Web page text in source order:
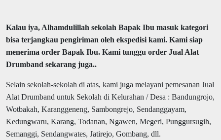
Kalau iya, Alhamdulillah sekolah Bapak Ibu masuk kategori
bisa terjangkau pengiriman oleh ekspedisi kami. Kami siap
menerima order Bapak Ibu. Kami tunggu order Jual Alat
Drumband sekarang juga..
Selain sekolah-sekolah di atas, kami juga melayani pemesanan Jual
Alat Drumband untuk Sekolah di Kelurahan / Desa : Bandungrojo,
Wotbakah, Karanggeneng, Sambongrejo, Sendanggayam,
Kedungwaru, Karang, Todanan, Ngawen, Megeri, Punggursugih,
Semanggi, Sendangwates, Jatirejo, Gombang, dll.